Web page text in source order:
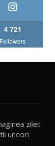
4 721
Followers
zilei:
uneori